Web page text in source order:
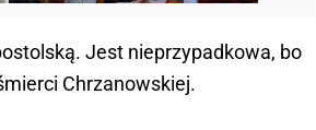
Jest nieprzypadkowa, bo
Chrzanowskiej.